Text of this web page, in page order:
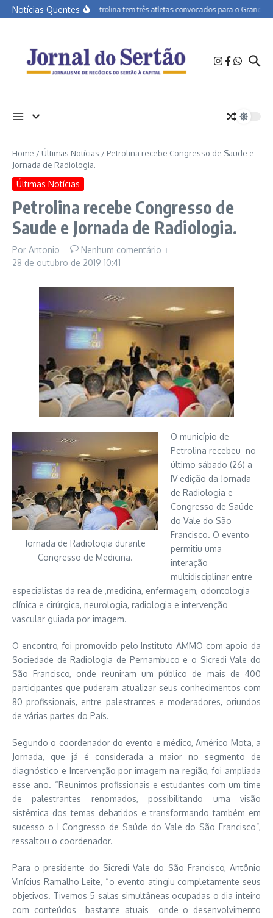
Ir para o conteúdo
Notícias QuentesAPA Petrolina tem três atletas convocados para o Grand
Home / Últimas Notícias / Petrolina recebe Congresso de Saude e
Jornada de Radiologia.
Últimas Notícias
Petrolina recebe Congresso de
Saude e Jornada de Radiologia.
Por Antonio
Nenhum comentário
28 de outubro de 2019 10:41
Jornada de Radiologia durante
Congresso de Medicina.
O município de
Petrolina recebeu no
último sábado (26) a
IV edição da Jornada
de Radiologia e
Congresso de Saúde
do Vale do São
Francisco. O evento
permitiu uma
interação
multidisciplinar entre
especialistas da rea de ,medicina, enfermagem, odontologia
clínica e cirúrgica, neurologia, radiologia e intervenção
vascular guiada por imagem.
O encontro, foi promovido pelo Instituto AMMO com apoio da
Sociedade de Radiologia de Pernambuco e o Sicredi Vale do
São Francisco, onde reuniram um público de mais de 400
participantes que puderam atualizar seus conhecimentos com
80 profissionais, entre palestrantes e moderadores, oriundos
de várias partes do País.
Segundo o coordenador do evento e médico, Américo Mota, a
Jornada, que já é considerada a maior no segmento de
diagnóstico e Intervenção por imagem na região, foi ampliada
esse ano. “Reunimos profissionais e estudantes com um time
de palestrantes renomados, possibilitando uma visão
sistêmica dos temas debatidos e transformando também em
sucesso o I Congresso de Saúde do Vale do São Francisco”,
ressaltou o coordenador.
Para o presidente do Sicredi Vale do São Francisco, Antônio
Vinícius Ramalho Leite, “o evento atingiu completamente seus
objetivos. Tivemos 5 salas simultâneas ocupadas o dia inteiro
com conteúdos bastante atuais onde o desenvolvimento